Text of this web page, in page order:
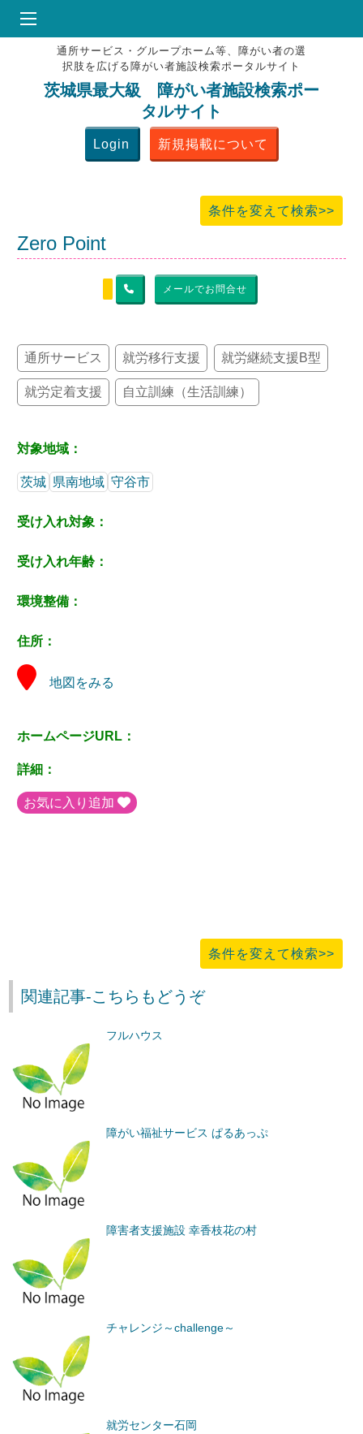
HOME
♥お気にりブックマーク
掲載会員MENU
よくある質問
通所サービス・グループホーム等、障がい者の選
択肢を広げる障がい者施設検索ポータルサイト
茨城県最大級 障がい者施設検索ポー
タルサイト
Login 新規掲載について
条件を変えて検索>>
Zero Point
メールでお問合せ
通所サービス 就労移行支援 就労継続支援B型
就労定着支援 自立訓練（生活訓練）
対象地域：
茨城 県南地域 守谷市
受け入れ対象：
受け入れ年齢：
環境整備：
住所：
地図をみる
ホームページURL：
詳細：
お気に入り追加
条件を変えて検索>>
関連記事-こちらもどうぞ
フルハウス
障がい福祉サービス ぱるあっぷ
障害者支援施設 幸香枝花の村
チャレンジ～challenge～
就労センター石岡